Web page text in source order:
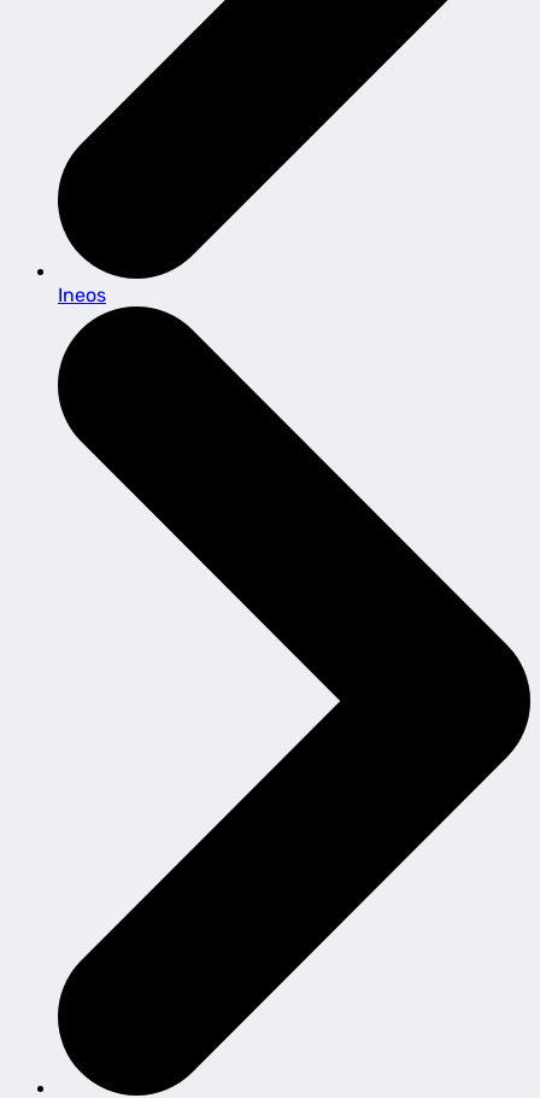
Ineos